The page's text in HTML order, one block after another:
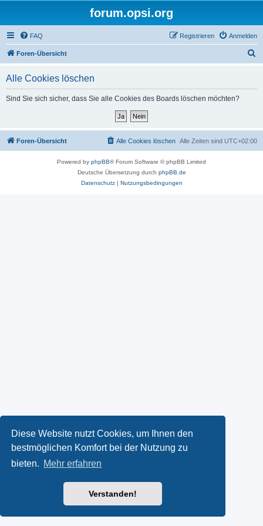
Diese Website nutzt Cookies, um Ihnen den
bestmöglichen Komfort bei der Nutzung zu
bieten. Mehr erfahren
Verstanden!
forum.opsi.org
FAQ Anmelden
Registrieren
Foren-Übersicht
Alle Cookies löschen
Sind Sie sich sicher, dass Sie alle Cookies des Boards löschen möchten?
Foren-Übersicht Alle Zeiten sind UTC+02:00
Alle Cookies löschen
Powered by phpBB® Forum Software © phpBB Limited
Deutsche Übersetzung durch phpBB.de
Datenschutz| Nutzungsbedingungen